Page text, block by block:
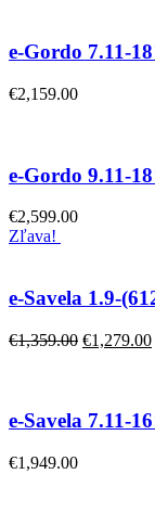
e-Gordo 7.11-
€2,159.00
e-Gordo 9.11-
€2,599.00
Zľava!
e-Savela 1.9-
€1,359.00 €1,279.00
e-Savela 7.11-
€1,949.00